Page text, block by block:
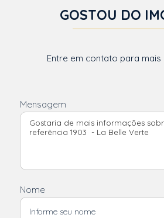
GOSTOU DO
Entre em contato para
Mensagem
Nome